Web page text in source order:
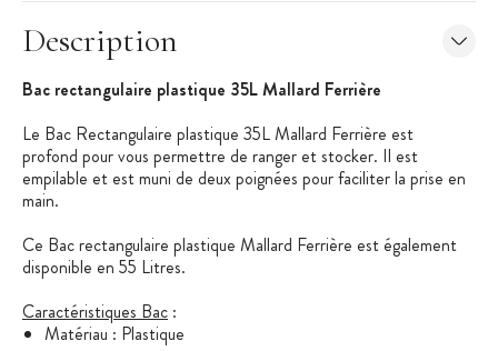
Description
Bac rectangulaire plastique 35L Mallard Ferrière
Le Bac Rectangulaire plastique 35L Mallard Ferrière est
profond pour vous permettre de ranger et stocker. Il est
empilable et est muni de deux poignées pour faciliter la prise en
main.
Ce Bac rectangulaire plastique Mallard Ferrière est également
disponible en 55 Litres.
Caractéristiques Bac :
Matériau : Plastique